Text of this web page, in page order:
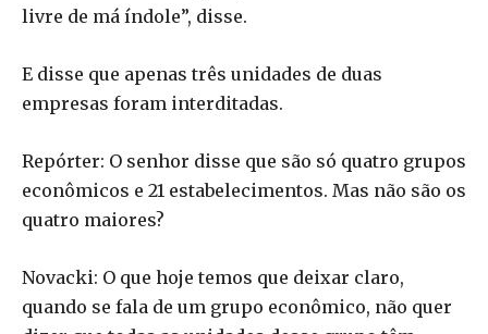
livre de má índole”, disse.
E disse que apenas três unidades de duas
empresas foram interditadas.
Repórter: O senhor disse que são só quatro grupos
econômicos e 21 estabelecimentos. Mas não são os
quatro maiores?
Novacki: O que hoje temos que deixar claro,
quando se fala de um grupo econômico, não quer